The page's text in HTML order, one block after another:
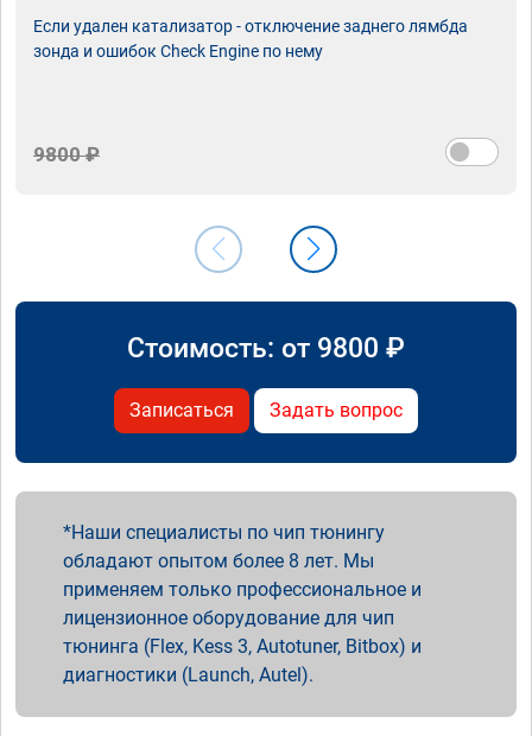
Если удален катализатор - отключение заднего лямбда
зонда и ошибок Check Engine по нему
9800 ₽
Стоимость: от 9800 ₽
Записаться Задать вопрос
Наши специалисты по чип тюнингу
обладают опытом более 8 лет. Мы
применяем только профессиональное и
лицензионное оборудование для чип
тюнинга (Flex, Kess 3, Autotuner, Bitbox) и
диагностики (Launch, Autel).